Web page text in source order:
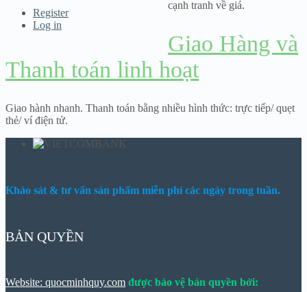
Register
Log in
cạnh tranh về giá.
Giao Hàng và
Thanh toán linh hoạt
Giao hành nhanh. Thanh toán bằng nhiều hình thức: trực tiếp/ quẹt
thẻ/ ví điện tử.
Khảo sát & tư vấn sản phẩm miễn phí các ngày trong tuần.
BẢN QUYỀN
Website: quocminhquy.com được bảo vệ bản quyền bởi: